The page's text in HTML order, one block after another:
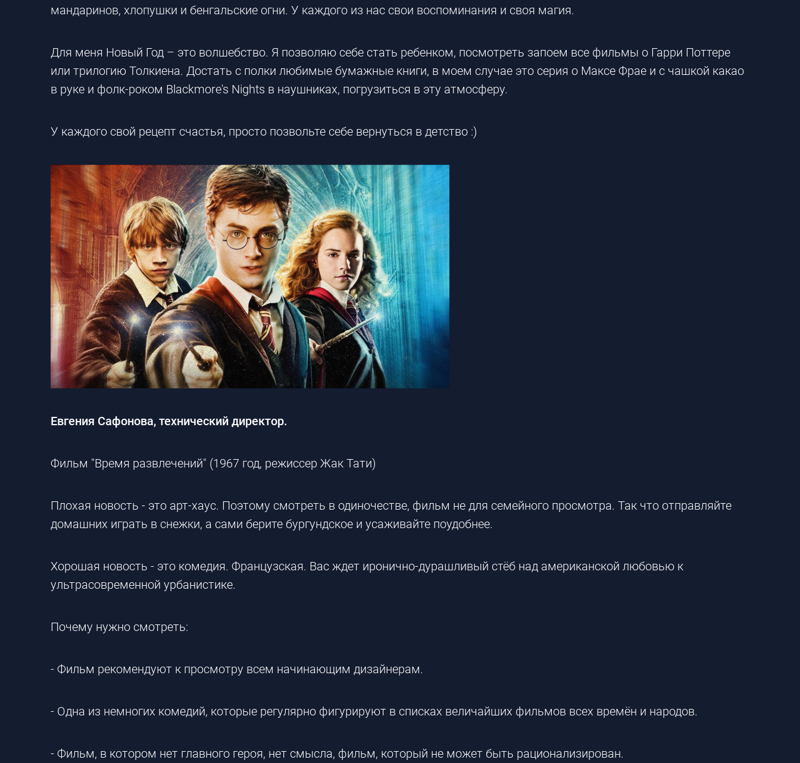
мандаринов, хлопушки и бенгальские огни. У каждого из нас свои воспоминания и своя магия.
Для меня Новый Год – это волшебство. Я позволяю себе стать ребенком, посмотреть запоем все фильмы о Гарри Поттере
или трилогию Толкиена. Достать с полки любимые бумажные книги, в моем случае это серия о Максе Фрае и с чашкой какао
в руке и фолк-роком Blackmore's Nights в наушниках, погрузиться в эту атмосферу.
У каждого свой рецепт счастья, просто позвольте себе вернуться в детство :)
Евгения Сафонова, технический директор.
Фильм "Время развлечений" (1967 год, режиссер Жак Тати)
Плохая новость - это арт-хаус. Поэтому смотреть в одиночестве, фильм не для семейного просмотра. Так что отправляйте
домашних играть в снежки, а сами берите бургундское и усаживайте поудобнее.
Хорошая новость - это комедия. Французская. Вас ждет иронично-дурашливый стёб над американской любовью к
ультрасовременной урбанистике.
Почему нужно смотреть:
- Фильм рекомендуют к просмотру всем начинающим дизайнерам.
- Одна из немногих комедий, которые регулярно фигурируют в списках величайших фильмов всех времён и народов.
- Фильм, в котором нет главного героя, нет смысла, фильм, который не может быть рационализирован.